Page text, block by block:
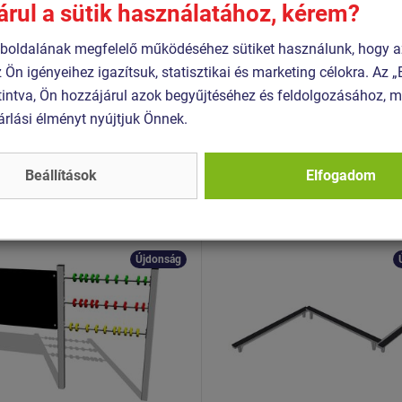
Hasonló
6201K-10
Újdonság
Termék - KLA-3001K-10
a sütik használatához, kérem?
megfelelő működéséhez sütiket használunk, hogy
igényeihez igazítsuk, statisztikai és marketing célokra. Az
Ön hozzájárul azok begyűjtéséhez és feldolgozásához,
élményt nyújtjuk Önnek.
Beállítások Elfogadom